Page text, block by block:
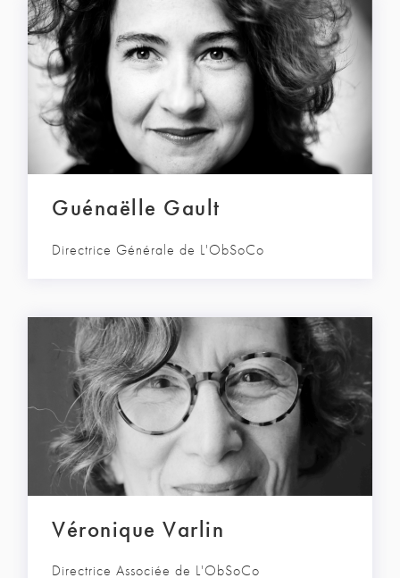
Guénaëlle Gault
Directrice Générale de L'ObSoCo
Véronique Varlin
Directrice Associée de L'ObSoCo